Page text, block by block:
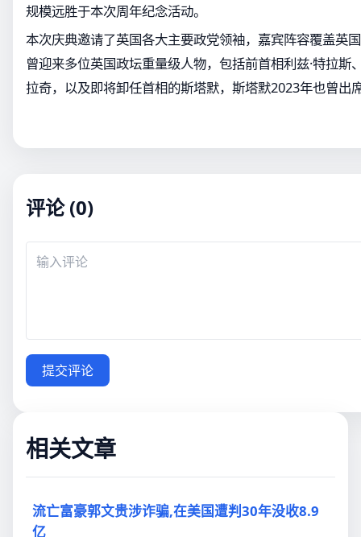
规模远胜于本次周年纪念活动。
本次庆典邀请了英国各大主要政党领袖，嘉宾阵容覆盖英
曾迎来多位英国政坛重量级人物，包括前首相利兹·特拉斯
拉奇，以及即将卸任首相的斯塔默，斯塔默2023年也曾出
评论 (0)
提交评论
相关文章
流亡富豪郭文贵涉诈骗,在美国遭判30年没收8.9
亿